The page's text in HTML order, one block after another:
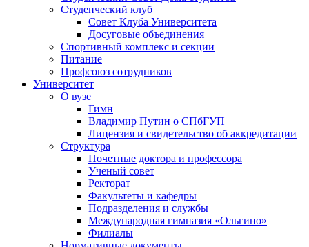
Студенческий клуб
Совет Клуба Университета
Досуговые объединения
Спортивный комплекс и секции
Питание
Профсоюз сотрудников
Университет
О вузе
Гимн
Владимир Путин о СПбГУП
Лицензия и свидетельство об аккредитации
Структура
Почетные доктора и профессора
Ученый совет
Ректорат
Факультеты и кафедры
Подразделения и службы
Международная гимназия «Ольгино»
Филиалы